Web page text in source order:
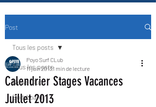
Post
Tous les posts
News Club
Bodyboard
Tous les posts
Calendrier Stages Vacances
Juillet 2013
Poyo Surf CLub
11 juin 20131 min de lecture